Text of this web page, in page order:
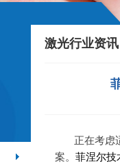
激光行业资讯
正在考虑
案。 菲涅尔技